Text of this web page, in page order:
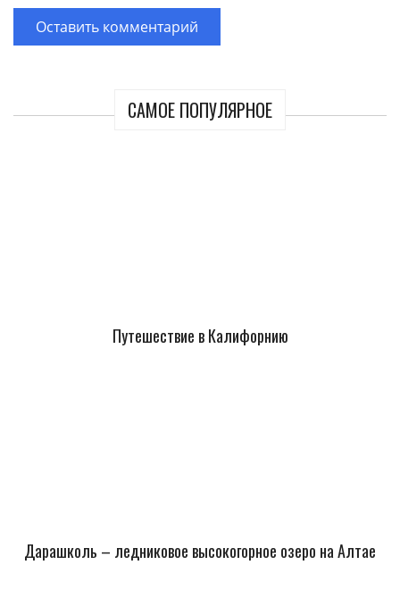
САМОЕ ПОПУЛЯРНОЕ
Путешествие в Калифорнию
Дарашколь – ледниковое высокогорное озеро на Алтае